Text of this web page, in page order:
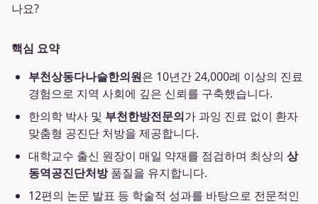
나요?
핵심 요약
부천상동다나슬한의원은 10년간 24,000례 이상의 진료
경험으로 지역 사회에 깊은 신뢰를 구축했습니다.
한의학 박사 및 부천한방전문의가 과잉 진료 없이 환자
맞춤형 공진단 처방을 제공합니다.
대학교수 출신 원장이 매일 약재를 점검하며 최상의 상
동역공진단처방품질을 유지합니다.
12편의 논문 발표 등 학술적 성과를 바탕으로 전문적인